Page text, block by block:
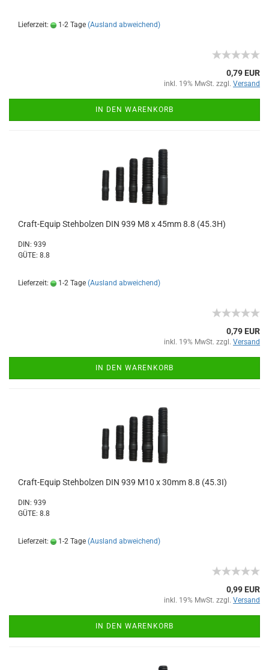
Lieferzeit: 1-2 Tage (Ausland abweichend)
0,79 EUR
inkl. 19% MwSt. zzgl. Versand
IN DEN WARENKORB
Craft-Equip Stehbolzen DIN 939 M8 x 45mm 8.8 (45.3H)
DIN: 939
GÜTE: 8.8
Lieferzeit: 1-2 Tage (Ausland abweichend)
0,79 EUR
inkl. 19% MwSt. zzgl. Versand
IN DEN WARENKORB
Craft-Equip Stehbolzen DIN 939 M10 x 30mm 8.8 (45.3I)
DIN: 939
GÜTE: 8.8
Lieferzeit: 1-2 Tage (Ausland abweichend)
0,99 EUR
inkl. 19% MwSt. zzgl. Versand
IN DEN WARENKORB